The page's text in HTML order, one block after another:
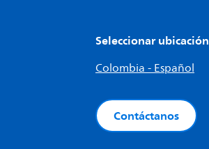
Seleccionar ubicación
Colombia - Español
Contáctanos